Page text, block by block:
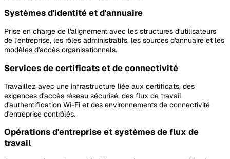
Systèmes d'identité et d'annuaire
Prise en charge de l'alignement avec les structures d'utilisateurs
de l'entreprise, les rôles administratifs, les sources d'annuaire et les
modèles d'accès organisationnels.
Services de certificats et de connectivité
Travaillez avec une infrastructure liée aux certificats, des
exigences d'accès réseau sécurisé, des flux de travail
d'authentification Wi-Fi et des environnements de connectivité
d'entreprise contrôlés.
Opérations d'entreprise et systèmes de flux de
travail